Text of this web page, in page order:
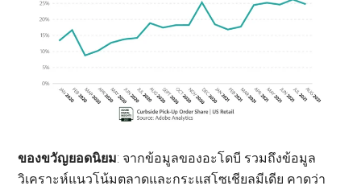
ของขวัญยอดนิยม: จากข้อมูลของอะโดบี รวมถึงข้อมูล
วิเคราะห์แนวโน้มตลาดและกระแสโซเชียลมีเดีย คาดว่า